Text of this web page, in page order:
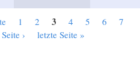
1 2 3 4 5 6
7
›
letzte Seite »